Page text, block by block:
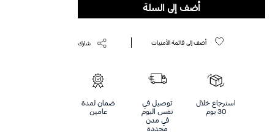
أضف إلى السلة
أضف إلى قائمة الأمنيات شارك
استرجاع خلال
30 يوم
توصيل في
نفس اليوم
في مدن
محددة
ضمان لمدة
عامين